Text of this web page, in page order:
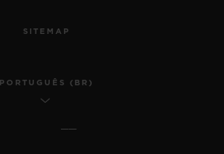
SITEMAP
PORTUGUÊS (BR)